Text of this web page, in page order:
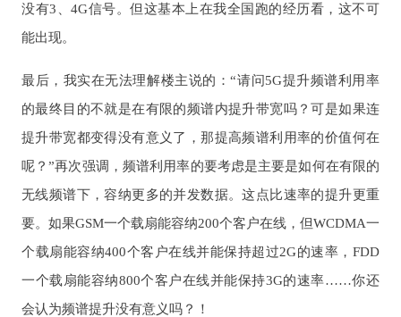
没有3、4G信号。但这基本上在我全国跑的经历看，这不可
能出现。
最后，我实在无法理解楼主说的：“请问5G提升频谱利用率
的最终目的不就是在有限的频谱内提升带宽吗？可是如果连
提升带宽都变得没有意义了，那提高频谱利用率的价值何在
呢？”再次强调，频谱利用率的要考虑是主要是如何在有限的
无线频谱下，容纳更多的并发数据。这点比速率的提升更重
要。如果GSM一个载扇能容纳200个客户在线，但WCDMA一
个载扇能容纳400个客户在线并能保持超过2G的速率，FDD
一个载扇能容纳800个客户在线并能保持3G的速率……你还
会认为频谱提升没有意义吗？！